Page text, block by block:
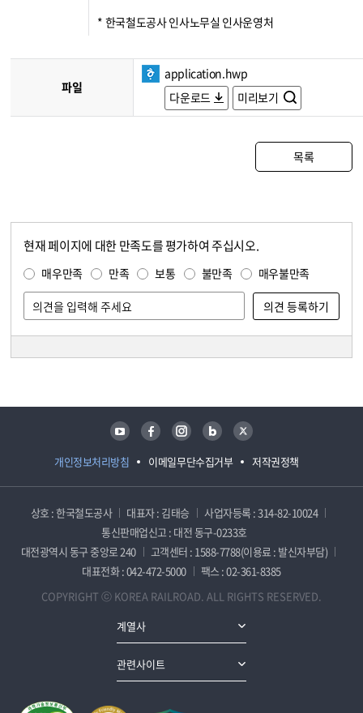
* 한국철도공사 인사노무실 인사운영처
파일
application.hwp
다운로드
미리보기
목록
현재 페이지에 대한 만족도를 평가하여 주십시오.
매우만족 만족 보통 불만족 매우불만족
개인정보처리방침 이메일무단수집거부 저작권정책
유튜브 페이스북 인스타그램 블로그 트위터
상호 : 한국철도공사 대표자 : 김태승
사업자등록 : 314-82-10024
통신판매업신고 : 대전 동구-0233호
대전광역시 동구 중앙로 240
고객센터 : 1588-7788(이용료 : 발신자부담)
대표전화 : 042-472-5000
팩스 : 02-361-8385
COPYRIGHT ⓒ KOREA RAILROAD. ALL RIGHTS RESERVED.
계열사
관련사이트